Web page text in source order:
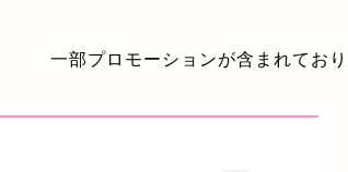
一部プロモーションが含まれてお